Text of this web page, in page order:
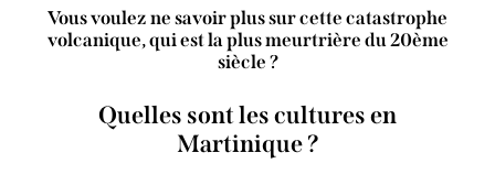
Vous voulez ne savoir plus sur cette catastrophe
volcanique, qui est la plus meurtrière du 20ème
siècle ?
Quelles sont les cultures en
Martinique ?